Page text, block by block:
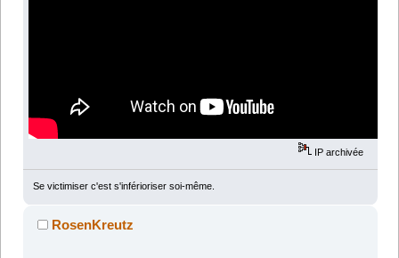
IP archivée
Se victimiser c'est s'inférioriser soi-même.
RosenKreutz